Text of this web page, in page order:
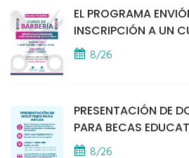
EL PROGRAMA
INSCRIPCIÓN A UN
8/26
PRESENTACIÓN DE
PARA BECAS
8/26